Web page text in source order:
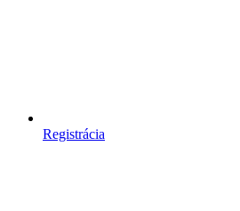
Registrácia